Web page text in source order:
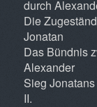
durch
Die
Jonatan
Das Bündnis
Alexander
Sieg
II.